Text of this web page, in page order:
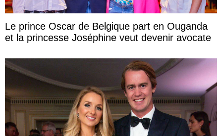
Le prince Oscar de Belgique part en Ouganda
et la princesse Joséphine veut devenir avocate